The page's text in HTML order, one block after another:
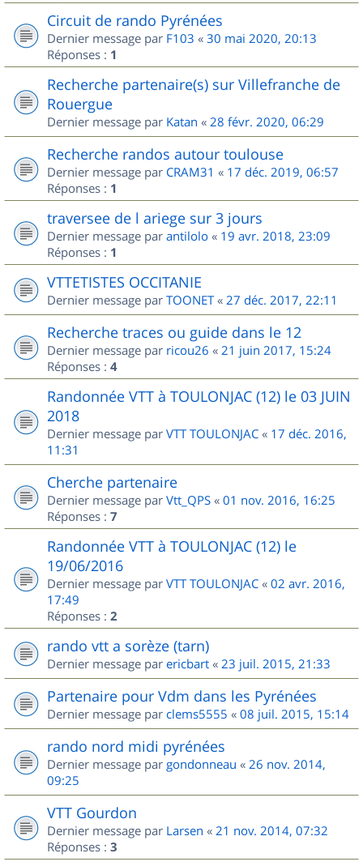
Circuit de rando Pyrénées
Dernier message par F103 « 30 mai 2020, 20:13
Réponses : 1
Recherche partenaire(s) sur Villefranche de
Rouergue
Dernier message par Katan « 28 févr. 2020, 06:29
Recherche randos autour toulouse
Dernier message par CRAM31 « 17 déc. 2019, 06:57
Réponses : 1
traversee de l ariege sur 3 jours
Dernier message par antilolo « 19 avr. 2018, 23:09
Réponses : 1
VTTETISTES OCCITANIE
Dernier message par TOONET« 27 déc. 2017, 22:11
Recherche traces ou guide dans le 12
Dernier message par ricou26 « 21 juin 2017, 15:24
Réponses : 4
Randonnée VTT à TOULONJAC (12) le 03 JUIN
2018
Dernier message par VTT TOULONJAC « 17 déc. 2016,
11:31
Cherche partenaire
Dernier message par Vtt_QPS « 01 nov. 2016, 16:25
Réponses : 7
Randonnée VTT à TOULONJAC (12) le
19/06/2016
Dernier message par VTT TOULONJAC « 02 avr. 2016,
17:49
Réponses : 2
rando vtt a sorèze (tarn)
Dernier message par ericbart « 23 juil. 2015, 21:33
Partenaire pour Vdm dans les Pyrénées
Dernier message par clems5555 « 08 juil. 2015, 15:14
rando nord midi pyrénées
Dernier message par gondonneau « 26 nov. 2014,
09:25
VTT Gourdon
Dernier message par Larsen « 21 nov. 2014, 07:32
Réponses : 3